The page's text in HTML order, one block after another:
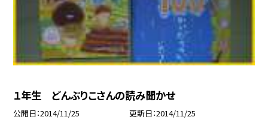
１年生 どんぶりこさんの読み聞かせ
公開日 2014/11/25 更新日 2014/11/25